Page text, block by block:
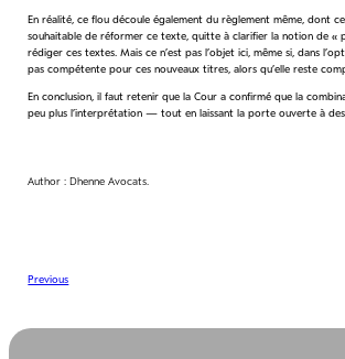
En réalité, ce flou découle également du règlement même, dont
souhaitable de réformer ce texte, quitte à clarifier la notion de «
rédiger ces textes. Mais ce n’est pas l’objet ici, même si, dans
pas compétente pour ces nouveaux titres, alors qu’elle reste
En conclusion, il faut retenir que la Cour a confirmé que la
peu plus l’interprétation — tout en laissant la porte ouverte à
Author : Dhenne Avocats.
Previous